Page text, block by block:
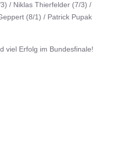
/ Niklas Thierfelder (7/3) /
(8/1) / Patrick Pupak
viel Erfolg im Bundesfinale!